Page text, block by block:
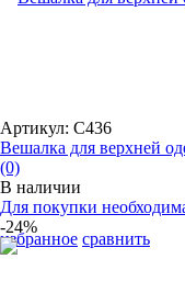
избранное сравнить
Артикул: С436
Вешалка для верхней
(0)
В наличии
Для покупки
-24%